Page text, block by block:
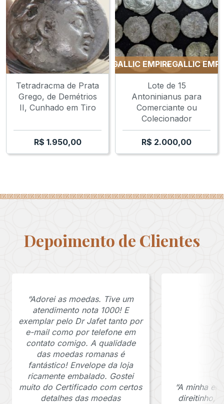
Tetradracma de Prata
Grego, de Demétrios
II, Cunhado em Tiro
R$ 1.950,00
GALLIC EMPIREGALLIC EMPIREGALLIC EMPIRE
Lote de 15
Antoninianus para
Comerciante ou
Colecionador
R$ 2.000,00
Depoimento de Clientes
“Adorei as moedas. Tive um
atendimento nota 1000! E
exemplar pelo Dr Jafet tanto por
e-mail como por telefone em
contato comigo. A qualidade
das moedas romanas é
fantástico! Envelope da loja
ricamente embalado. Gostei
muito do Certificado com certos
detalhes das moedas
“A minha
direitinho,